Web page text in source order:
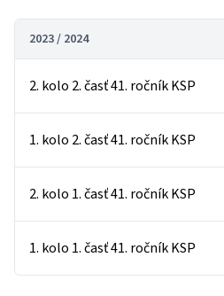
2023 / 2024
2. kolo 2. časť 41. ročník KSP
1. kolo 2. časť 41. ročník KSP
2. kolo 1. časť 41. ročník KSP
1. kolo 1. časť 41. ročník KSP